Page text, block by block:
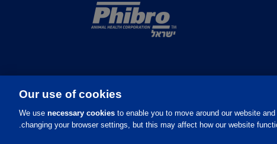
Our use of cookies
We use necessary cookies to enable you to move around our website
changing your browser settings, but this may affect how our website